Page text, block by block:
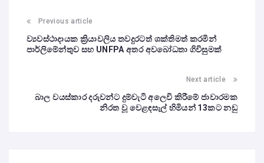
Previous article
ව්‍යවස්ථාදායක ක්‍රියාවලිය තවදුරටත් ශක්තිමත් කරමින්
පාර්ලිමේන්තුව සහ UNFPA අතර අවබෝධතා ගිවිසුමක්
Next article
බාල වයස්කාර දරුවන්ට දුම්වැටි අලෙවි කිරීමේ ජාවාරමක
නිරත වූ වෙළඳසැල් හිමියන් 13කට නඩු